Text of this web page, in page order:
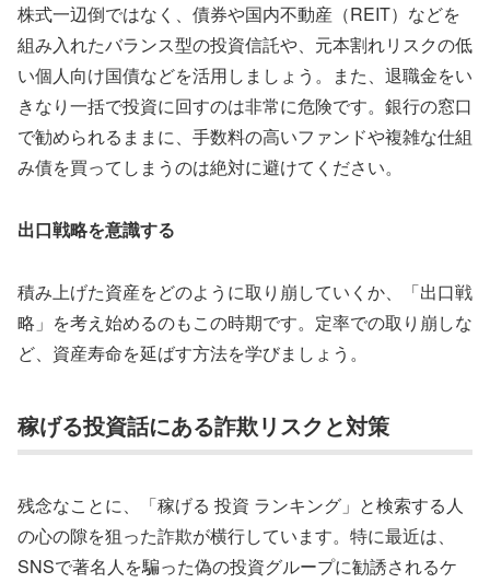
株式一辺倒ではなく、債券や国内不動産（REIT）などを
組み入れたバランス型の投資信託や、元本割れリスクの低
い個人向け国債などを活用しましょう。また、退職金をい
きなり一括で投資に回すのは非常に危険です。銀行の窓口
で勧められるままに、手数料の高いファンドや複雑な仕組
み債を買ってしまうのは絶対に避けてください。
出口戦略を意識する
積み上げた資産をどのように取り崩していくか、「出口戦
略」を考え始めるのもこの時期です。定率での取り崩しな
ど、資産寿命を延ばす方法を学びましょう。
稼げる投資話にある詐欺リスクと対策
残念なことに、「稼げる 投資 ランキング」と検索する人
の心の隙を狙った詐欺が横行しています。特に最近は、
SNSで著名人を騙った偽の投資グループに勧誘されるケ